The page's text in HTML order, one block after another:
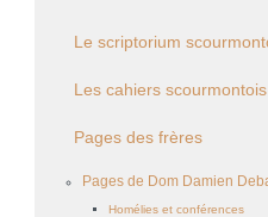
Le scriptorium
Les cahiers scourmontois
Pages des frères
Pages de Dom Damien
Homélies et conférences